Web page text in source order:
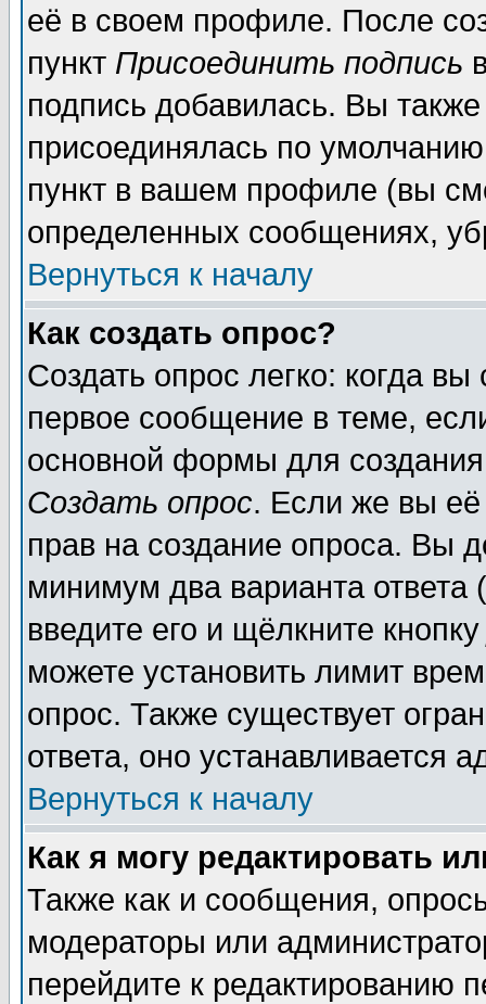
её в своем профиле. После
пункт Присоединить подпись
подпись добавилась. Вы
присоединялась по
пункт в вашем профиле (вы
определенных сообщениях,
Вернуться к началу
Как создать опрос?
Создать опрос легко: когда
первое сообщение в теме,
основной формы для
Создать опрос. Если же вы её
прав на создание опроса. Вы
минимум два варианта ответа
введите его и щёлкните
можете установить лимит
опрос. Также существует
ответа, оно устанавливается
Вернуться к началу
Как я могу редактировать
Также как и сообщения,
модераторы или
перейдите к редактированию